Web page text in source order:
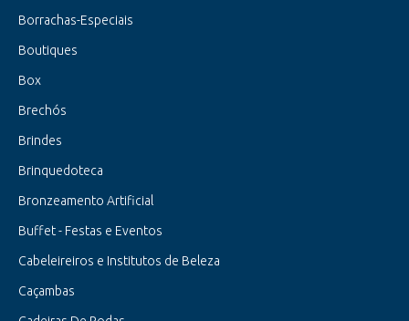
Borrachas-Especiais
Boutiques
Box
Brechós
Brindes
Brinquedoteca
Bronzeamento Artificial
Buffet - Festas e Eventos
Cabeleireiros e Institutos de Beleza
Caçambas